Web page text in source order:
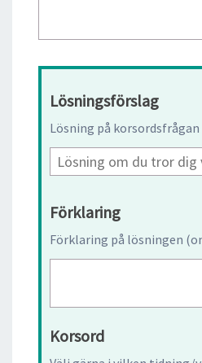
Lösningsförslag
Lösning på korsordsfrågan
Förklaring
Förklaring på lösningen
Korsord